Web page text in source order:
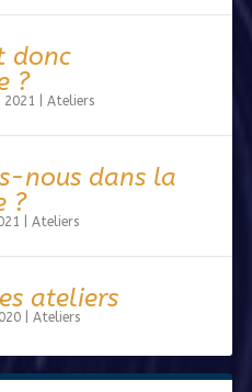
donc
?
2021 |Ateliers
nous dans la
?
|Ateliers
ateliers
|Ateliers